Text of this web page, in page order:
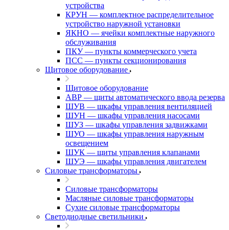
устройства
КРУН — комплектное распределительное
устройство наружной установки
ЯКНО — ячейки комплектные наружного
обслуживания
ПКУ — пункты коммерческого учета
ПСС — пункты секционирования
Щитовое оборудование
Щитовое оборудование
АВР — щиты автоматического ввода резерва
ШУВ — шкафы управления вентиляцией
ШУН — шкафы управления насосами
ШУЗ — шкафы управления задвижками
ШУО — шкафы управления наружным
освещением
ШУК — щиты управления клапанами
ШУЭ — шкафы управления двигателем
Силовые трансформаторы
Силовые трансформаторы
Масляные силовые трансформаторы
Сухие силовые трансформаторы
Светодиодные светильники